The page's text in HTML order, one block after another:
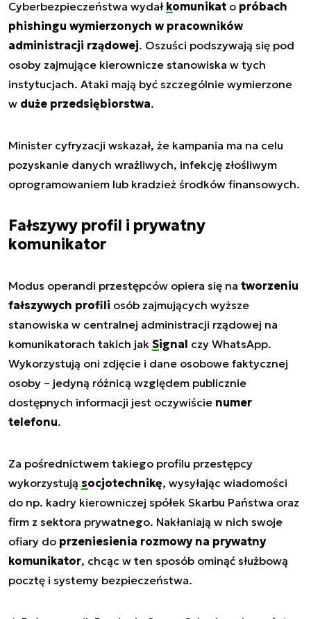
Cyberbezpieczeństwa wydał komunikat o próbach
phishingu wymierzonych w pracowników
administracji rządowej. Oszuści podszywają się pod
osoby zajmujące kierownicze stanowiska w tych
instytucjach. Ataki mają być szczególnie wymierzone
w duże przedsiębiorstwa.
Minister cyfryzacji wskazał, że kampania ma na celu
pozyskanie danych wrażliwych, infekcję złośliwym
oprogramowaniem lub kradzież środków finansowych.
Fałszywy profil i prywatny
komunikator
Modus operandi przestępców opiera się na tworzeniu
fałszywych profili osób zajmujących wyższe
stanowiska w centralnej administracji rządowej na
komunikatorach takich jak Signal czy WhatsApp.
Wykorzystują oni zdjęcie i dane osobowe faktycznej
osoby – jedyną różnicą względem publicznie
dostępnych informacji jest oczywiście numer
telefonu.
Za pośrednictwem takiego profilu przestępcy
wykorzystują socjotechnikę, wysyłając wiadomości
do np. kadry kierowniczej spółek Skarbu Państwa oraz
firm z sektora prywatnego. Nakłaniają w nich swoje
ofiary do przeniesienia rozmowy na prywatny
komunikator, chcąc w ten sposób ominąć służbową
pocztę i systemy bezpieczeństwa.